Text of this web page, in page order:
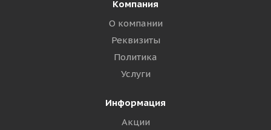
Компания
О компании
Реквизиты
Политика
Услуги
Информация
Акции